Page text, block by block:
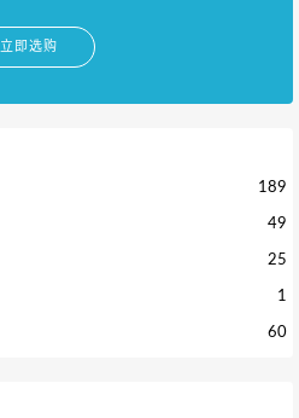
立即选购
189
49
25
1
60